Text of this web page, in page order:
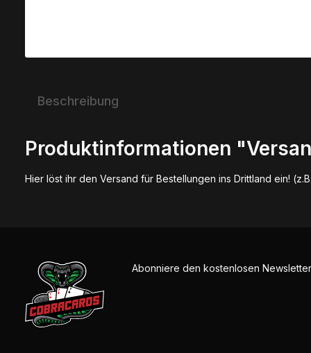
Beschreibung
Produktinformationen
Hier löst ihr den Versand für Bestellungen ins Drittland ein!
Abonniere den kostenlosen